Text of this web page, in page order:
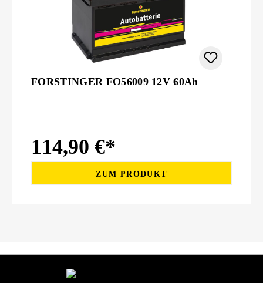
FORSTINGER FO56009 12V 60Ah
114,90 €*
ZUM PRODUKT